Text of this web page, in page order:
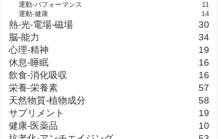
運動-パフォーマンス
11
運動-健康
14
熱-光-電場-磁場
30
脳-能力
34
心理-精神
19
休息-睡眠
16
飲食-消化吸収
16
栄養-栄養素
57
天然物質-植物成分
58
サプリメント
19
健康-医薬品
10